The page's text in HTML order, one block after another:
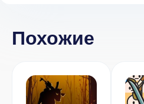
Похожие